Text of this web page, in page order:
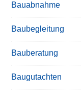
Bauabnahme
Baubegleitung
Bauberatung
Baugutachten